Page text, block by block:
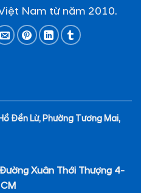
Nam từ năm 2010.
Đền Lừ, Phường Tương Mai,
Xuân Thới Thượng 4-